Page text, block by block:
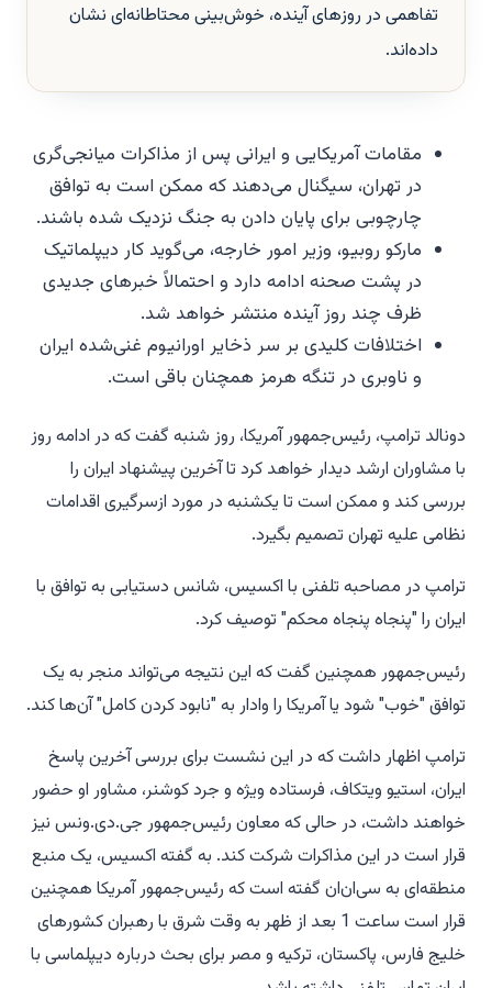
تفاهمی در روزهای آینده، خوش‌بینی محتاطانه‌ای نشان
داده‌اند.
مقامات آمریکایی و ایرانی پس از مذاکرات میانجی‌گری
در تهران، سیگنال می‌دهند که ممکن است به توافق
چارچوبی برای پایان دادن به جنگ نزدیک شده باشند.
مارکو روبیو، وزیر امور خارجه، می‌گوید کار دیپلماتیک
در پشت صحنه ادامه دارد و احتمالاً خبرهای جدیدی
ظرف چند روز آینده منتشر خواهد شد.
اختلافات کلیدی بر سر ذخایر اورانیوم غنی‌شده ایران
و ناوبری در تنگه هرمز همچنان باقی است.
دونالد ترامپ، رئیس‌جمهور آمریکا، روز شنبه گفت که در ادامه روز
با مشاوران ارشد دیدار خواهد کرد تا آخرین پیشنهاد ایران را
بررسی کند و ممکن است تا یکشنبه در مورد ازسرگیری اقدامات
نظامی علیه تهران تصمیم بگیرد.
ترامپ در مصاحبه تلفنی با اکسیس، شانس دستیابی به توافق با
ایران را "پنجاه پنجاه محکم" توصیف کرد.
رئیس‌جمهور همچنین گفت که این نتیجه می‌تواند منجر به یک
توافق "خوب" شود یا آمریکا را وادار به "نابود کردن کامل" آن‌ها کند.
ترامپ اظهار داشت که در این نشست برای بررسی آخرین پاسخ
ایران، استیو ویتکاف، فرستاده ویژه و جرد کوشنر، مشاور او حضور
خواهند داشت، در حالی که معاون رئیس‌جمهور جی.دی.ونس نیز
قرار است در این مذاکرات شرکت کند. به گفته اکسیس، یک منبع
منطقه‌ای به سی‌ان‌ان گفته است که رئیس‌جمهور آمریکا همچنین
قرار است ساعت 1 بعد از ظهر به وقت شرق با رهبران کشورهای
خلیج فارس، پاکستان، ترکیه و مصر برای بحث درباره دیپلماسی با